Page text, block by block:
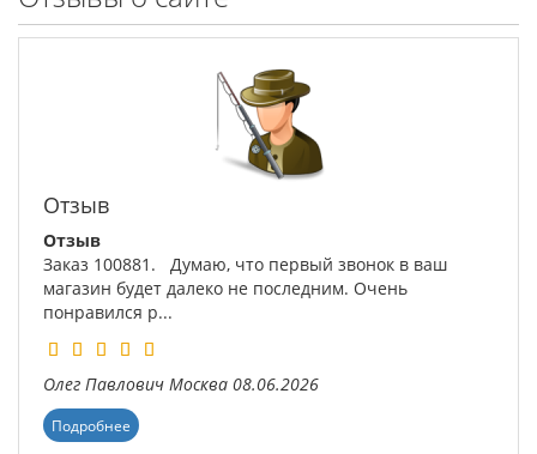
Отзыв
Отзыв
Заказ 100881. Думаю, что первый звонок в ваш
магазин будет далеко не последним. Очень
понравился р...
Олег Павлович Москва 08.06.2026
Подробнее